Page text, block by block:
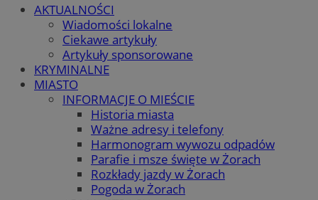
AKTUALNOŚCI
Wiadomości lokalne
Ciekawe artykuły
Artykuły sponsorowane
KRYMINALNE
MIASTO
INFORMACJE O MIEŚCIE
Historia miasta
Ważne adresy i telefony
Harmonogram wywozu odpadów
Parafie i msze święte w Żorach
Rozkłady jazdy w Żorach
Pogoda w Żorach